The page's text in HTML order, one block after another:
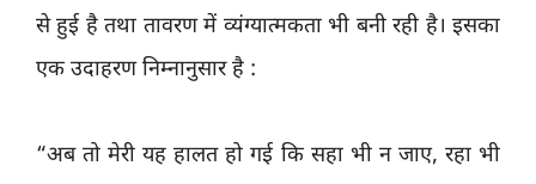
से हुई है तथा तावरण में व्यंग्यात्मकता भी बनी रही है। इसका
एक उदाहरण निम्नानुसार है :
“अब तो मेरी यह हालत हो गई कि सहा भी न जाए, रहा भी